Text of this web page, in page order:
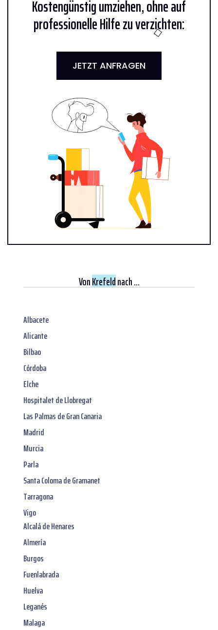
Kostengünstig umziehen, ohne auf
professionelle Hilfe zu verzichten:
JETZT ANFRAGEN
VonKrefeldnach ...
Albacete
Alicante
Bilbao
Córdoba
Elche
Hospitalet de Llobregat
Las Palmas de Gran Canaria
Madrid
Murcia
Parla
Santa Coloma de Gramanet
Tarragona
Vigo
Alcalá de Henares
Almería
Burgos
Fuenlabrada
Huelva
Leganés
Malaga